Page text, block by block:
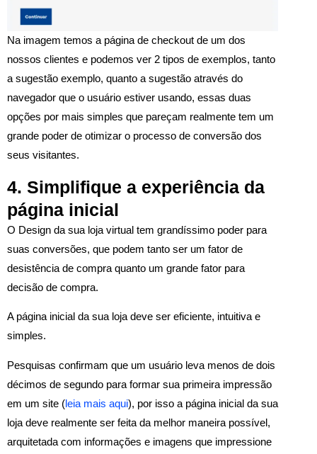
Na imagem temos a página de checkout de um dos
nossos clientes e podemos ver 2 tipos de exemplos, tanto
a sugestão exemplo, quanto a sugestão através do
navegador que o usuário estiver usando, essas duas
opções por mais simples que pareçam realmente tem um
grande poder de otimizar o processo de conversão dos
seus visitantes.
4. Simplifique a experiência da
página inicial
O Design da sua loja virtual tem grandíssimo poder para
suas conversões, que podem tanto ser um fator de
desistência de compra quanto um grande fator para
decisão de compra.
A página inicial da sua loja deve ser eficiente, intuitiva e
simples.
Pesquisas confirmam que um usuário leva menos de dois
décimos de segundo para formar sua primeira impressão
em um site (leia mais aqui), por isso a página inicial da sua
loja deve realmente ser feita da melhor maneira possível,
arquitetada com informações e imagens que impressione